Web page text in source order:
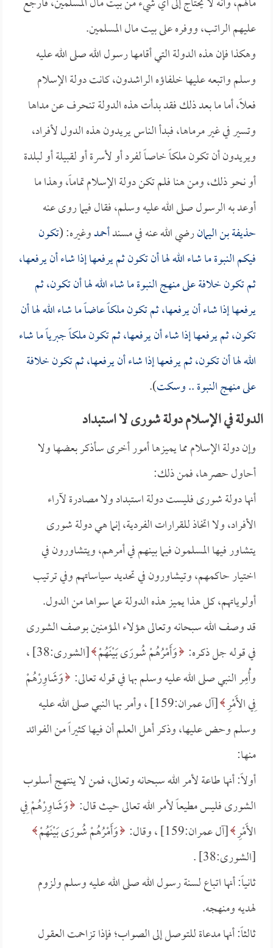
عليهم الراتب، ووفره على بيت مال المسلمين.
وهكذا فإن هذه الدولة التي أقامها رسول الله صلى الله عليه
وسلم واتبعه عليها خلفاؤه الراشدون، كانت دولة الإسلام
فعلاً، أما ما بعد ذلك فقد بدأت هذه الدولة تنحرف عن مداها
وتسير في غير مرماها، فبدأ الناس يريدون هذه الدول لأفراد،
ويريدون أن تكون ملكاً خاصاً لفرد أو لأسرة أو لقبيلة أو لبلدة
أو نحو ذلك، ومن هنا فلم تكن دولة الإسلام تماماً، وهذا ما
أوعد به الرسول صلى الله عليه وسلم، فقال فيما روى عنه
حذيفة بن اليمانرضي الله عنه في مسندأحمدوغيره: (تكون
فيكم النبوة ما شاء الله لها أن تكون ثم يرفعها إذا شاء أن يرفعها،
ثم تكون خلافة على منهج النبوة ما شاء الله لها أن تكون، ثم
يرفعها إذا شاء أن يرفعها، ثم تكون ملكاً عاضاً ما شاء الله لها أن
تكون، ثم يرفعها إذا شاء أن يرفعها، ثم تكون ملكاً جبرياً ما شاء
الله لها أن تكون، ثم يرفعها إذا شاء أن يرفعها، ثم تكون خلافة
على منهج النبوة .. وسكت).
الدولة في الإسلام دولة شورى لا استبداد
وإن دولة الإسلام مما يميزها أمور أخرى سأذكر بعضها ولا
أحاول حصرها، فمن ذلك:
أنها دولة شورى فليست دولة استبداد ولا مصادرة لآراء
الأفراد، ولا اتخاذ للقرارات الفردية، إنما هي دولة شورى
يتشاور فيها المسلمون فيما بينهم في أمرهم، ويتشاورون في
اختيار حاكمهم، وتيشاورون في تحديد سياساتهم وفي ترتيب
أولوياتهم، كل هذا يميز هذه الدولة عما سواها من الدول.
قد وصف الله سبحانه وتعالى هؤلاء المؤمنين بوصف الشورى
في قوله جل ذكره: وَأَمْرُهُمْ شُورَى بَيْنَهُمْ
[الشورى:38] ،
وأُمِر النبي صلى الله عليه وسلم بها في قوله تعالى: وَشَاوِرْهُمْ
فِي الأَمْرِ
[آل عمران:159] ، وأمر بها النبي صلى الله عليه
وسلم وحض عليها، وذكر أهل العلم أن فيها كثيراً من الفوائد
منها:
أولاً: أنها طاعة لأمر الله سبحانه وتعالى، فمن لا ينتهج أسلوب
الشورى فليس مطيعاً لأمر الله تعالى حيث قال: وَشَاوِرْهُمْ فِي
الأَمْرِ [آل عمران:159] ، وقال:
وَأَمْرُهُمْ شُورَى بَيْنَهُمْ
[الشورى:38] .
ثانياً: أنها اتباع لسنة رسول الله صلى الله عليه وسلم ولزوم
لهديه ومنهجه.
ثالثاً: أنها مدعاة للتوصل إلى الصواب؛ فإذا تزاحمت العقول